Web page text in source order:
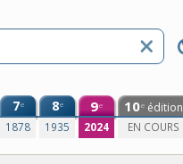
7e
1878
8e
1935
9e
2024
10e édition
EN COURS